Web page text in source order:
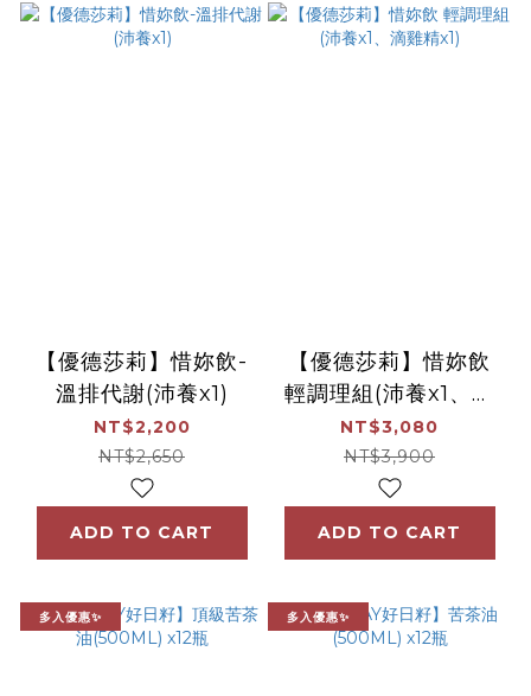
【優德莎莉】惜妳飲-
溫排代謝(沛養x1)
NT$2,200
NT$2,650
ADD TO CART
【優德莎莉】惜妳飲
輕調理組(沛養x1、滴
雞精x1)
NT$3,080
NT$3,900
ADD TO CART
多入優惠✨ 多入優惠✨